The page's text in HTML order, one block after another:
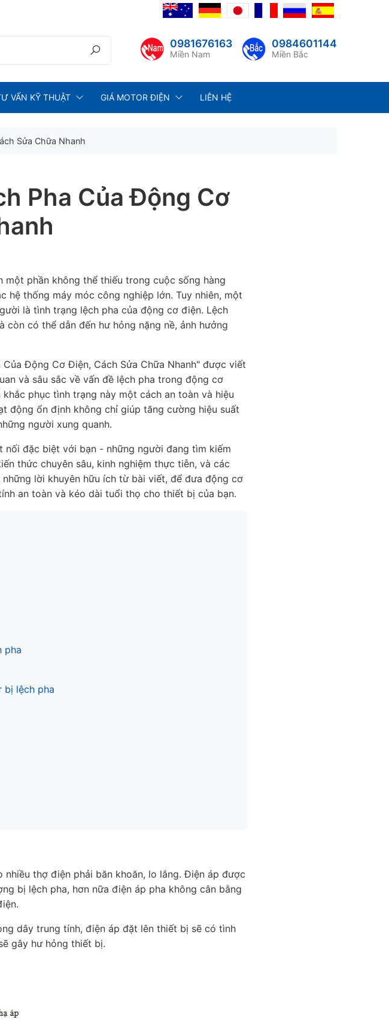
0981676163
Miền Nam
0984601144
Miền Bắc
VẤN KỸ THUẬT GIÁ MOTOR ĐIỆN LIÊN HỆ
Sửa Chữa Nhanh
Pha Của Động Cơ
phần không thể thiếu trong cuộc sống hàng
hệ thống máy móc công nghiệp lớn. Tuy nhiên, một
là tình trạng lệch pha của động cơ điện. Lệch
có thể dẫn đến hư hỏng nặng nề, ảnh hưởng
Động Cơ Điện, Cách Sửa Chữa Nhanh" được viết
và sâu sắc về vấn đề lệch pha trong động cơ
phục tình trạng này một cách an toàn và hiệu
động ổn định không chỉ giúp tăng cường hiệu suất
người xung quanh.
đặc biệt với bạn - những người đang tìm kiếm
thức chuyên sâu, kinh nghiệm thực tiễn, và các
lời khuyên hữu ích từ bài viết, để đưa động cơ
an toàn và kéo dài tuổi thọ cho thiết bị của bạn.
pha
bị lệch pha
thợ điện phải băn khoăn, lo lắng. Điện áp được
bị lệch pha, hơn nữa điện áp pha không cân bằng
dây trung tính, điện áp đặt lên thiết bị sẽ có tình
gây hư hỏng thiết bị.